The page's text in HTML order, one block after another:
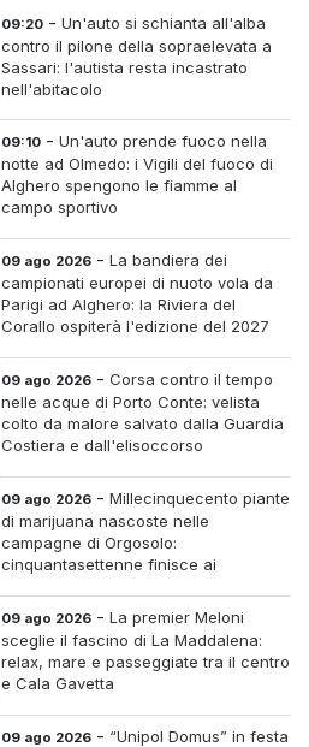
09:20 -Un'auto si schianta all'alba
contro il pilone della sopraelevata a
Sassari: l'autista resta incastrato
nell'abitacolo
09:10 -Un'auto prende fuoco nella
notte ad Olmedo: i Vigili del fuoco di
Alghero spengono le fiamme al
campo sportivo
09 ago 2026 -La bandiera dei
campionati europei di nuoto vola da
Parigi ad Alghero: la Riviera del
Corallo ospiterà l'edizione del 2027
09 ago 2026 -Corsa contro il tempo
nelle acque di Porto Conte: velista
colto da malore salvato dalla Guardia
Costiera e dall'elisoccorso
09 ago 2026 -Millecinquecento piante
di marijuana nascoste nelle
campagne di Orgosolo:
cinquantasettenne finisce ai
09 ago 2026 -La premier Meloni
sceglie il fascino di La Maddalena:
relax, mare e passeggiate tra il centro
e Cala Gavetta
09 ago 2026 - “Unipol Domus” in festa